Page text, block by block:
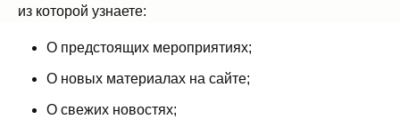
из которой узнаете:
О предстоящих мероприятиях;
О новых материалах на сайте;
О свежих новостях;